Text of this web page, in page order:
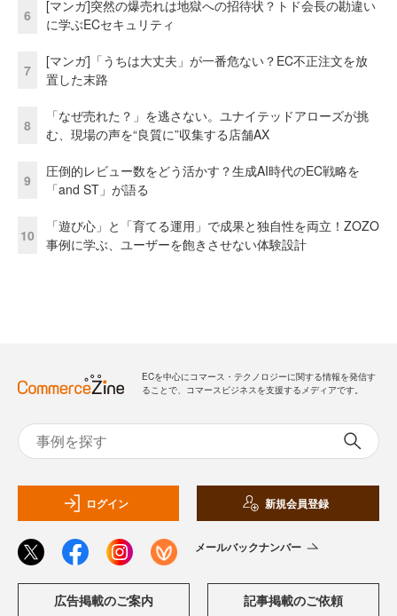
6
[マンガ]突然の爆売れは地獄への招待状？トド会長の勘違い
に学ぶECセキュリティ
7
[マンガ]「うちは大丈夫」が一番危ない？EC不正注文を放
置した末路
8
「なぜ売れた？」を逃さない。ユナイテッドアローズが挑
む、現場の声を“良質に”収集する店舗AX
9
圧倒的レビュー数をどう活かす？生成AI時代のEC戦略を
「and ST」が語る
10
「遊び心」と「育てる運用」で成果と独自性を両立！ZOZO
事例に学ぶ、ユーザーを飽きさせない体験設計
ECを中心にコマース・テクノロジーに関する情報を発信す
ることで、コマースビジネスを支援するメディアです。
ログイン 新規会員登録
メールバックナンバー
広告掲載のご案内 記事掲載のご依頼